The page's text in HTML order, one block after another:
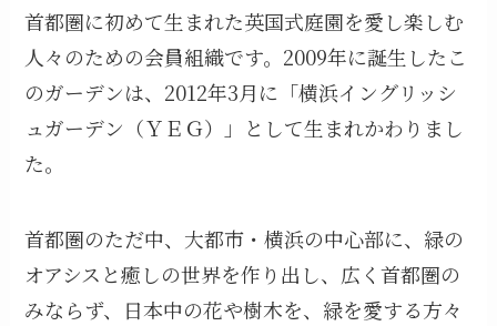
首都圏に初めて生まれた英国式庭園を愛し楽しむ
人々のための会員組織です。2009年に誕生したこ
のガーデンは、2012年3月に「横浜イングリッシ
ュガーデン（ＹＥＧ）」として生まれかわりまし
た。
首都圏のただ中、大都市・横浜の中心部に、緑の
オアシスと癒しの世界を作り出し、広く首都圏の
みならず、日本中の花や樹木を、緑を愛する方々